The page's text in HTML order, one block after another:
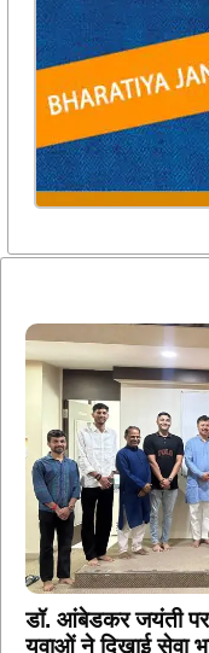
डॉ. आंबेडकर जयंती पर
युवाओं ने दिखाई सेवा